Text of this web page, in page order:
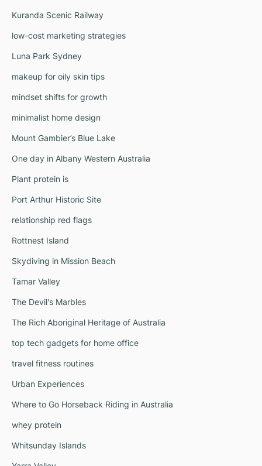
Kuranda Scenic Railway
low-cost marketing strategies
Luna Park Sydney
makeup for oily skin tips
mindset shifts for growth
minimalist home design
Mount Gambier’s Blue Lake
One day in Albany Western Australia
Plant protein is
Port Arthur Historic Site
relationship red flags
Rottnest Island
Skydiving in Mission Beach
Tamar Valley
The Devil's Marbles
The Rich Aboriginal Heritage of Australia
top tech gadgets for home office
travel fitness routines
Urban Experiences
Where to Go Horseback Riding in Australia
whey protein
Whitsunday Islands